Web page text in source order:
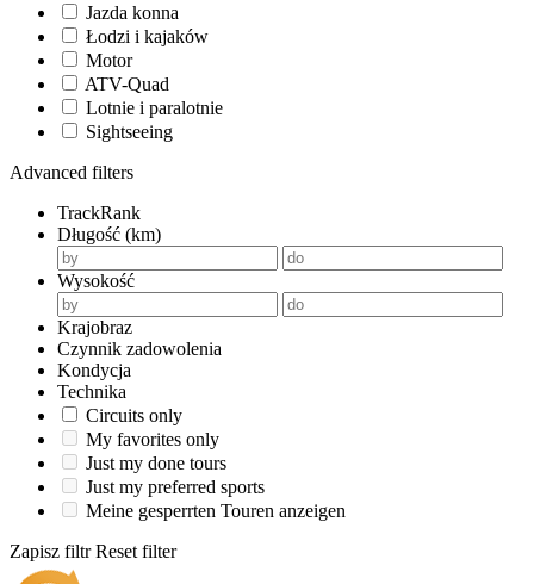
Jazda konna
Łodzi i kajaków
Motor
ATV-Quad
Lotnie i paralotnie
Sightseeing
Advanced filters
TrackRank
Długość (km)
Wysokość
Krajobraz
Czynnik zadowolenia
Kondycja
Technika
Circuits only
My favorites only
Just my done tours
Just my preferred sports
Meine gesperrten Touren anzeigen
Zapisz filtr Reset filter